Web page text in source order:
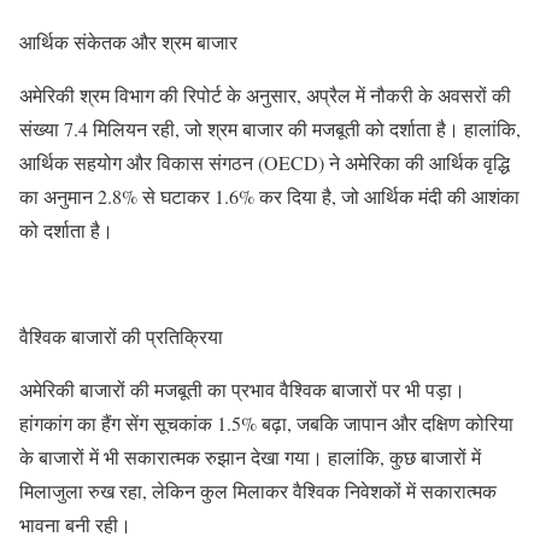
आर्थिक संकेतक और श्रम बाजार
अमेरिकी श्रम विभाग की रिपोर्ट के अनुसार, अप्रैल में नौकरी के अवसरों की
संख्या 7.4 मिलियन रही, जो श्रम बाजार की मजबूती को दर्शाता है। हालांकि,
आर्थिक सहयोग और विकास संगठन (OECD) ने अमेरिका की आर्थिक वृद्धि
का अनुमान 2.8% से घटाकर 1.6% कर दिया है, जो आर्थिक मंदी की आशंका
को दर्शाता है।
वैश्विक बाजारों की प्रतिक्रिया
अमेरिकी बाजारों की मजबूती का प्रभाव वैश्विक बाजारों पर भी पड़ा।
हांगकांग का हैंग सेंग सूचकांक 1.5% बढ़ा, जबकि जापान और दक्षिण कोरिया
के बाजारों में भी सकारात्मक रुझान देखा गया। हालांकि, कुछ बाजारों में
मिलाजुला रुख रहा, लेकिन कुल मिलाकर वैश्विक निवेशकों में सकारात्मक
भावना बनी रही।